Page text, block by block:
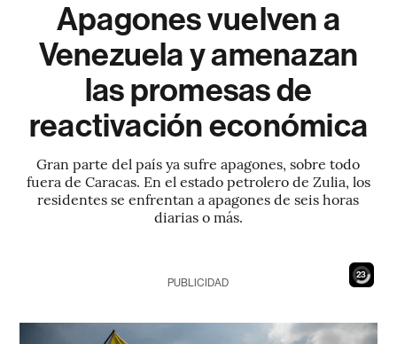
Apagones vuelven a
Venezuela y amenazan
las promesas de
reactivación económica
Gran parte del país ya sufre apagones, sobre todo
fuera de Caracas. En el estado petrolero de Zulia, los
residentes se enfrentan a apagones de seis horas
diarias o más.
21
PUBLICIDAD